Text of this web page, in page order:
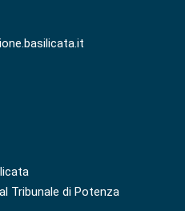
Tribunale di Potenza